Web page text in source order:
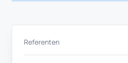
Referenten